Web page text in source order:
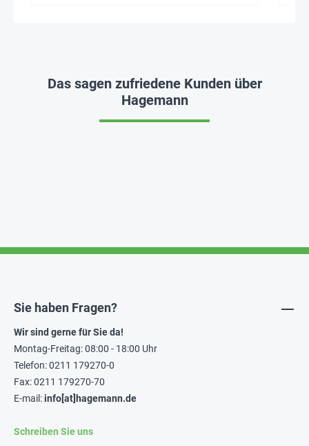
Das sagen zufriedene Kunden über
Hagemann
Sie haben Fragen?
Wir sind gerne für Sie da!
Montag-Freitag: 08:00 - 18:00 Uhr
Telefon: 0211 179270-0
Fax: 0211 179270-70
E-mail:info[at]hagemann.de
Schreiben Sie uns